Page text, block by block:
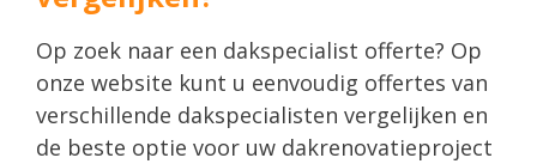
Op zoek naar een dakspecialist offerte? Op
onze website kunt u eenvoudig offertes van
verschillende dakspecialisten vergelijken en
de beste optie voor uw dakrenovatieproject